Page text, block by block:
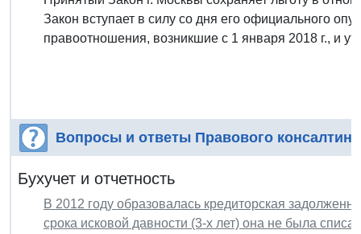
Закон вступает в силу со дня его официального
правоотношения, возникшие с 1 января 2018 г., и
Вопросы и ответы Правового
Бухучет и отчетность
В 2012 году образовалась кредиторская
срока исковой давности (3-х лет) она не была